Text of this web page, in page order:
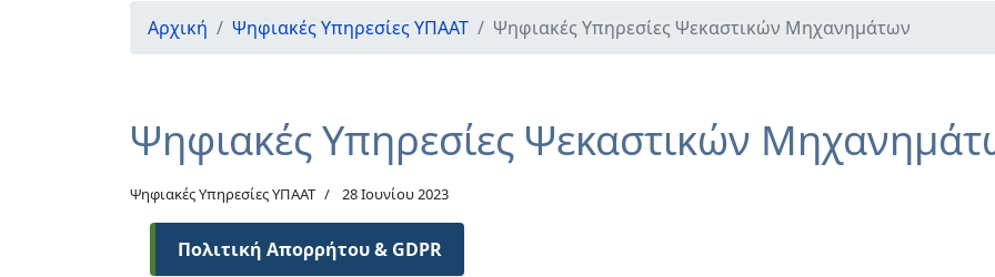
Αρχική Ψηφιακές Υπηρεσίες ΥΠΑΑΤ Ψηφιακές Υπηρεσίες Ψεκαστικών Μηχανημάτων
Ψηφιακές Υπηρεσίες Ψεκαστικών
Ψηφιακές Υπηρεσίες ΥΠΑΑΤ 28 Ιουνίου 2023
Πολιτική Απορρήτου & GDPR